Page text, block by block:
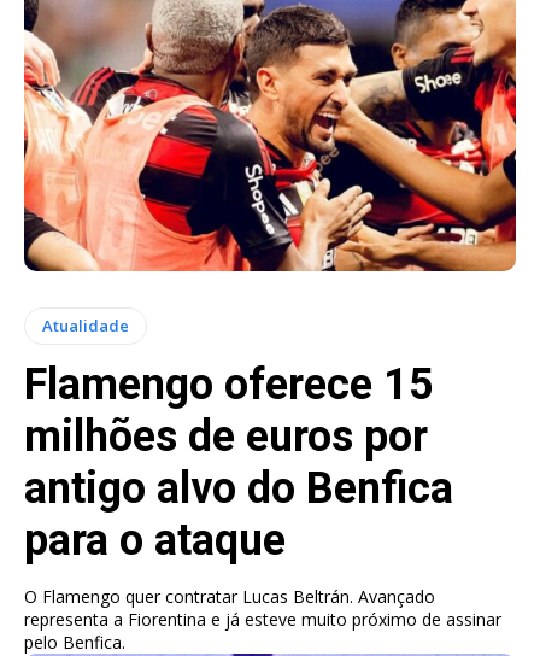
Atualidade
Flamengo oferece 15
milhões de euros por
antigo alvo do Benfica
para o ataque
O Flamengo quer contratar Lucas Beltrán. Avançado
representa a Fiorentina e já esteve muito próximo de assinar
pelo Benfica.